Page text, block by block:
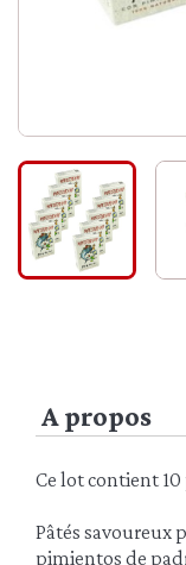
A propos
Ce lot contient
Pâtés savoureux
pimientos de